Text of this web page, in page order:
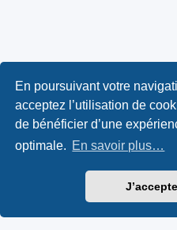
En poursuivant votre
acceptez l’utilisation de
de bénéficier d’une
optimale. En savoir plus…
J’accepte